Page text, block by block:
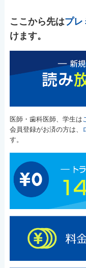
ここから先はプレ
けます。
医師・歯科医師、学生は
会員登録がお済の方は、
す。